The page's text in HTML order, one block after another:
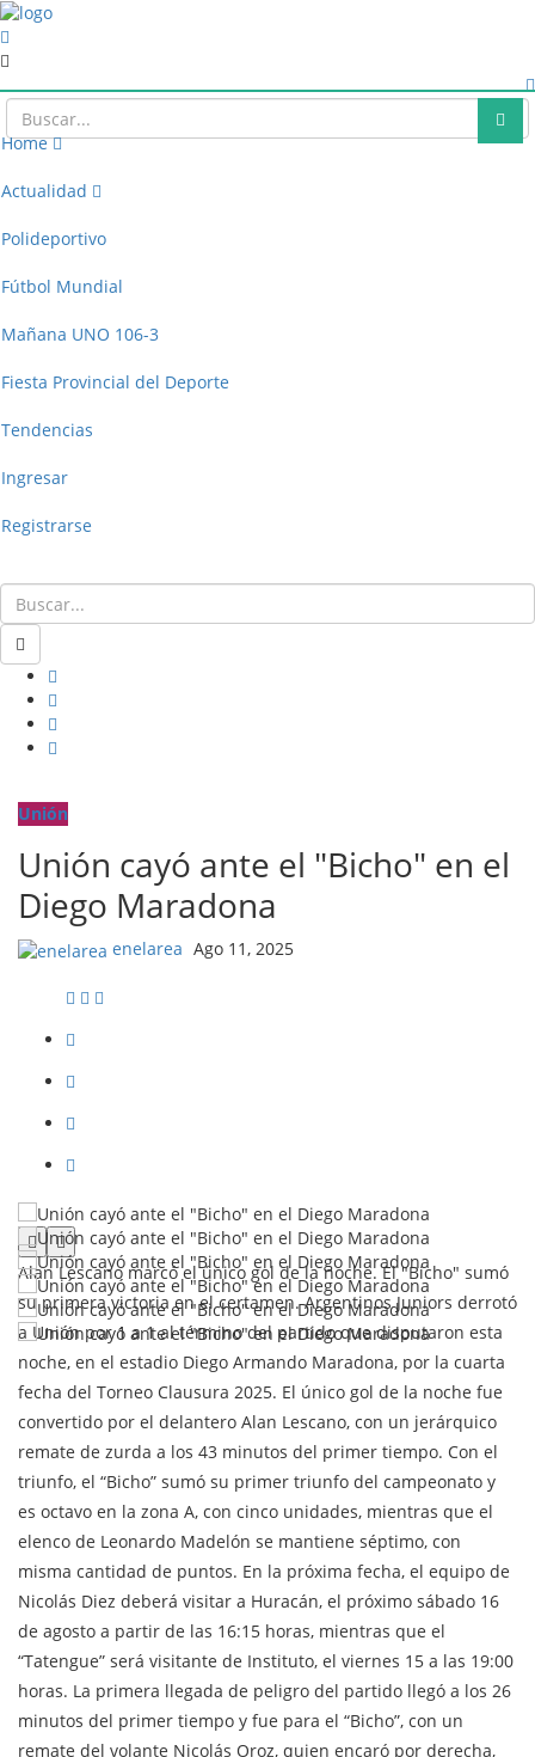
Home
Actualidad
Polideportivo
Fútbol Mundial
Mañana UNO 106-3
Fiesta Provincial del Deporte
Tendencias
Ingresar
Registrarse
Unión
Unión cayó ante el "Bicho" en el
Diego Maradona
enelarea Ago 11, 2025
Alan Lescano marcó el único gol de la noche. El "Bicho" sumó
su primera victoria en el certamen. Argentinos Juniors derrotó
a Unión por 1 a 1 al término del partido que disputaron esta
noche, en el estadio Diego Armando Maradona, por la cuarta
fecha del Torneo Clausura 2025. El único gol de la noche fue
convertido por el delantero Alan Lescano, con un jerárquico
remate de zurda a los 43 minutos del primer tiempo. Con el
triunfo, el “Bicho” sumó su primer triunfo del campeonato y
es octavo en la zona A, con cinco unidades, mientras que el
elenco de Leonardo Madelón se mantiene séptimo, con
misma cantidad de puntos. En la próxima fecha, el equipo de
Nicolás Diez deberá visitar a Huracán, el próximo sábado 16
de agosto a partir de las 16:15 horas, mientras que el
“Tatengue” será visitante de Instituto, el viernes 15 a las 19:00
horas. La primera llegada de peligro del partido llegó a los 26
minutos del primer tiempo y fue para el “Bicho”, con un
remate del volante Nicolás Oroz, quien encaró por derecha,